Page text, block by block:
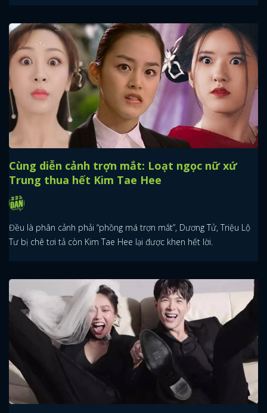
Cùng diễn cảnh trợn mắt: Loạt ngọc nữ xứ
Trung thua hết Kim Tae Hee
Đều là phân cảnh phải “phồng má trợn mắt”, Dương Tử, Triệu Lộ
Tư bị chê tơi tả còn Kim Tae Hee lại được khen hết lời.